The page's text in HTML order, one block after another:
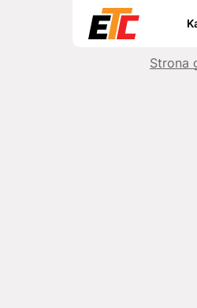
Strona